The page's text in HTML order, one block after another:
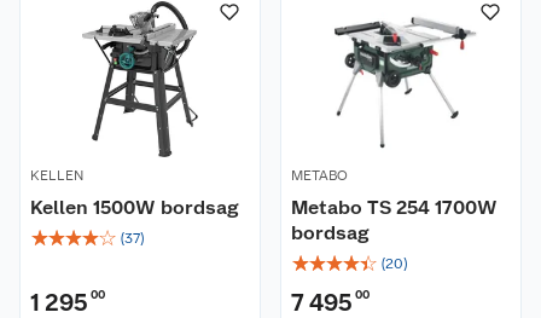
KELLEN
Kellen 1500W bordsag
☆☆☆☆☆ (37)
1 295 00
METABO
Metabo TS 254 1700W
bordsag
☆☆☆☆☆ (20)
7 495 00